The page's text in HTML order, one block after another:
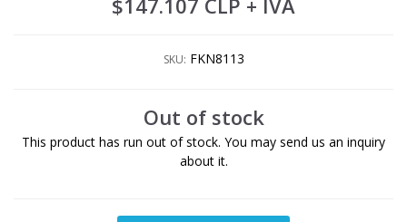
$147.107 CLP + IVA
SKU: FKN8113
Out of stock
This product has run out of stock. You may send us an inquiry
about it.